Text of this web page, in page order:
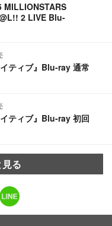
MILLIONSTARS
2 LIVE Blu-
ティブ』Blu-ray 通常
ティブ』Blu-ray 初回
る